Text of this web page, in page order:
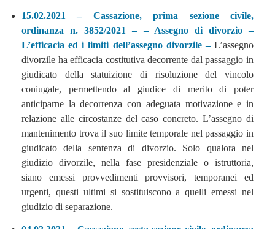
15.02.2021 – Cassazione, prima sezione civile,
ordinanza n. 3852/2021 – – Assegno di divorzio –
L’efficacia ed i limiti dell’assegno divorzile –L’assegno
divorzile ha efficacia costitutiva decorrente dal passaggio in
giudicato della statuizione di risoluzione del vincolo
coniugale, permettendo al giudice di merito di poter
anticiparne la decorrenza con adeguata motivazione e in
relazione alle circostanze del caso concreto. L’assegno di
mantenimento trova il suo limite temporale nel passaggio in
giudicato della sentenza di divorzio. Solo qualora nel
giudizio divorzile, nella fase presidenziale o istruttoria,
siano emessi provvedimenti provvisori, temporanei ed
urgenti, questi ultimi si sostituiscono a quelli emessi nel
giudizio di separazione.